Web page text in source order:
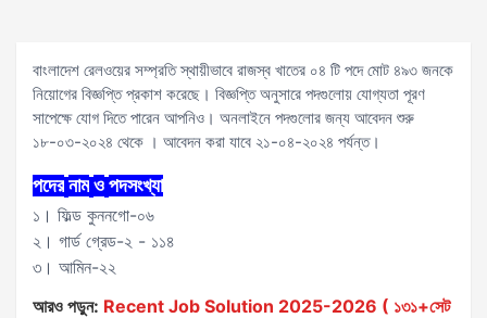
বাংলাদেশ রেলওয়ের সম্প্রতি স্থায়ীভাবে রাজস্ব খাতের ০৪ টি পদে মোট ৪৯৩ জনকে
নিয়োগের বিজ্ঞপ্তি প্রকাশ করেছে। বিজ্ঞপ্তি অনুসারে পদগুলোয় যোগ্যতা পূরণ
সাপেক্ষে যোগ দিতে পারেন আপনিও। অনলাইনে পদগুলোর জন্য আবেদন শুরু
১৮-০৩-২০২৪ থেকে । আবেদন করা যাবে ২১-০৪-২০২৪ পর্যন্ত।
পদের নাম ও পদসংখ্যা
১। ফিল্ড কুননগো-০৬
২। গার্ড গ্রেড-২ - ১১৪
৩। আমিন-২২
আরও পড়ুন: Recent Job Solution 2025-2026 ( ১৩১+সেট